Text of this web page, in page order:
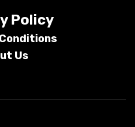
Policy
Conditions
Us